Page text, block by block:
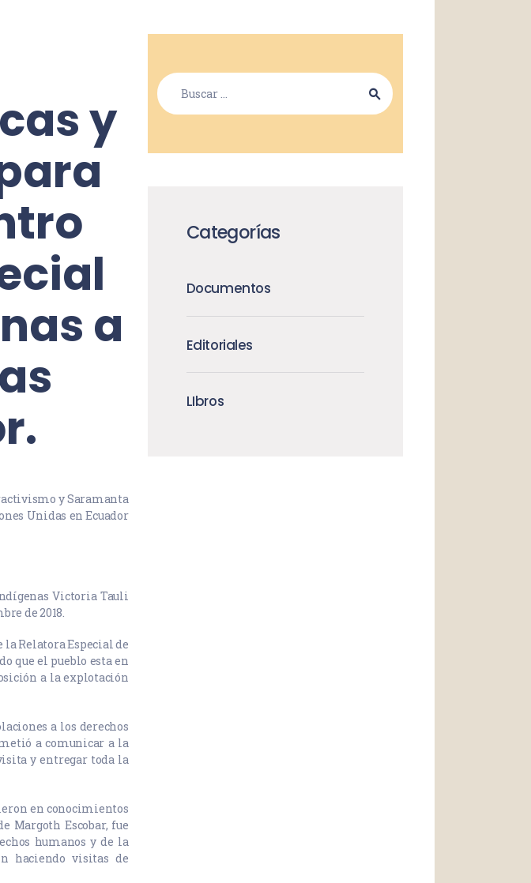
y
a
y Saramanta
Unidas en Ecuador
Victoria Tauli
de 2018.
Relatora Especial de
que el pueblo esta en
a la explotación
a los derechos
a comunicar a la
y entregar toda la
en conocimientos
Margoth Escobar, fue
humanos y de la
haciendo visitas de
Categorías
Documentos
Editoriales
LIbros